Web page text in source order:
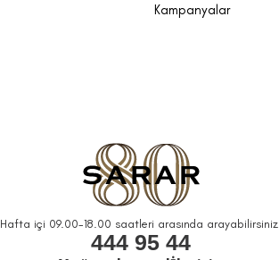
Kampanyalar
Hafta içi 09.00-18.00 saatleri arasında arayabilirsiniz.
444 95 44